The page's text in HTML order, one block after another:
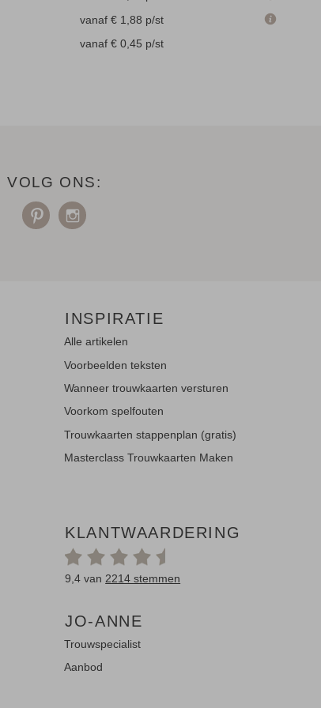
vanaf € 1,88 p/st
vanaf € 0,45 p/st
VOLG ONS:
INSPIRATIE
Alle artikelen
Voorbeelden teksten
Wanneer trouwkaarten versturen
Voorkom spelfouten
Trouwkaarten stappenplan (gratis)
Masterclass Trouwkaarten Maken
KLANTWAARDERING
9,4 van 2214 stemmen
JO-ANNE
Trouwspecialist
Aanbod